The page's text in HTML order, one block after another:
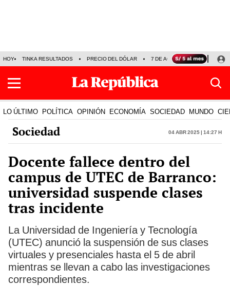
HOY TINKA RESULTADOS PRECIO DEL DÓLAR 7 DE AGOSTO OLLANTA
LO ÚLTIMO POLÍTICA OPINIÓN ECONOMÍA SOCIEDAD MUNDO
Sociedad 04 Abr 2025 | 14:27 h
Docente fallece dentro del
campus de UTEC de Barranco:
universidad suspende clases
tras incidente
La Universidad de Ingeniería y Tecnología
(UTEC) anunció la suspensión de sus clases
virtuales y presenciales hasta el 5 de abril
mientras se llevan a cabo las investigaciones
correspondientes.